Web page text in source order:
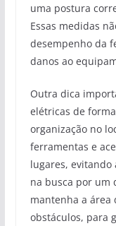
uma postura
Essas medidas
desempenho da
danos ao
Outra dica
elétricas de
organização no
ferramentas e
lugares, evitando
na busca por um
mantenha a
obstáculos, para